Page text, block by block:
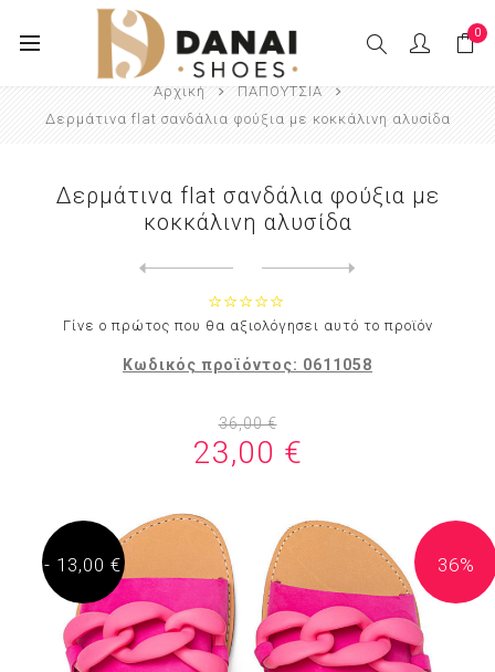
0
Αρχική
ΠΑΠΟΥΤΣΙΑ
Δερμάτινα flat σανδάλια φούξια με κοκκάλινη αλυσίδα
36%
- 13,00 €
Δερμάτινα flat σανδάλια φούξια με
κοκκάλινη αλυσίδα
Γίνε ο πρώτος που θα αξιολόγησει αυτό το προϊόν
Κωδικός προϊόντος: 0611058
36,00 €
23,00 €